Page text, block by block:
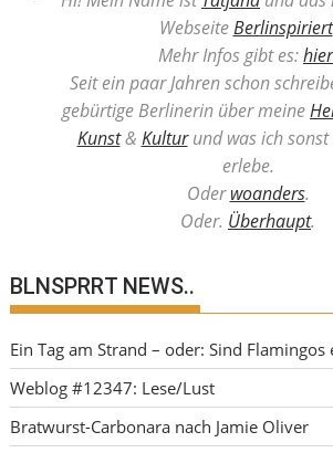
WebseiteBerlinspiriert
Mehr Infos gibt es:hier
Seit ein paar Jahren schon
gebürtige Berlinerin über meine
Kunst& Kulturund was ich sonst
erlebe.
Oderwoanders.
Oder. Überhaupt.
BLNSPRRT NEWS..
Ein Tag am Strand – oder: Sind
Weblog #12347: Lese/Lust
Bratwurst-Carbonara nach Jamie Oliver